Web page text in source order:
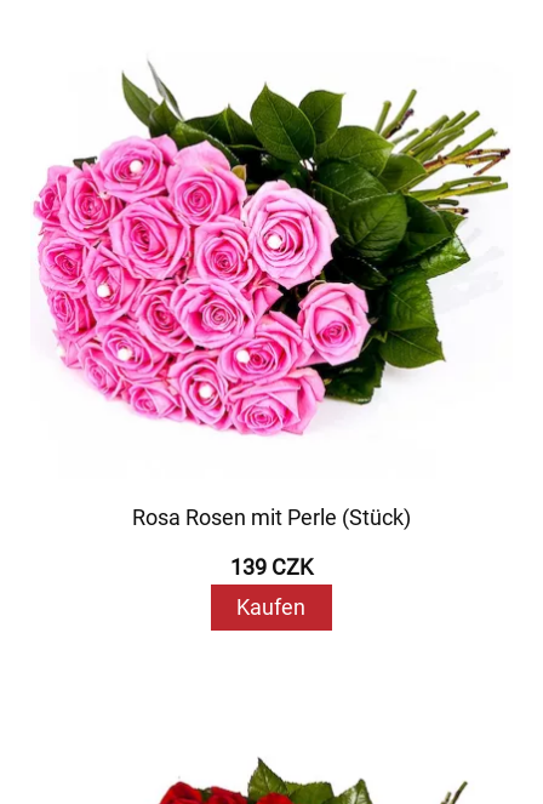
Rosa Rosen mit Perle (Stück)
139 CZK
Kaufen